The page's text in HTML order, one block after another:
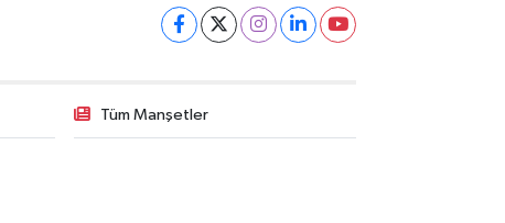
Tüm Manşetler